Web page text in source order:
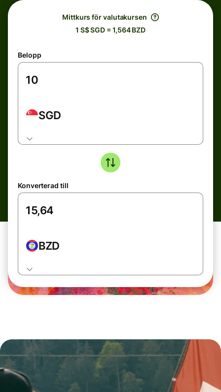
Mittkurs för valutakursen
1 S$ SGD = 1,564 BZD
Belopp
SGD
Konverterad till
BZD